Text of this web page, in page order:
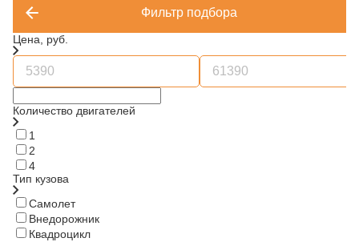
Фильтр подбора
Цена, руб.
Количество двигателей
1
2
4
Тип кузова
Самолет
Внедорожник
Квадроцикл